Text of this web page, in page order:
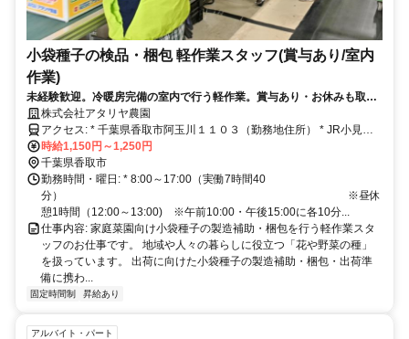
小袋種子の検品・梱包 軽作業スタッフ(賞与あり/室内
作業)
未経験歓迎。冷暖房完備の室内で行う軽作業。賞与あり・お休みも取り
やすく、安心して長く働ける職場です。
株式会社アタリヤ農園
アクセス: * 千葉県香取市阿玉川１１０３（勤務地住所） * JR小見川
駅から徒歩約39分／車で約6分（2.8km） * 多くの従業員が車通勤し
ています（駐車場完備）
時給1,150円～1,250円
千葉県香取市
勤務時間・曜日: * 8:00～17:00（実働7時間40
分） ※昼休
憩1時間（12:00～13:00) ※午前10:00・午後15:00に各10分...
仕事内容: 家庭菜園向け小袋種子の製造補助・梱包を行う軽作業スタ
ッフのお仕事です。 地域や人々の暮らしに役立つ「花や野菜の種」
を扱っています。 出荷に向けた小袋種子の製造補助・梱包・出荷準
備に携わ...
固定時間制 昇給あり
アルバイト・パート